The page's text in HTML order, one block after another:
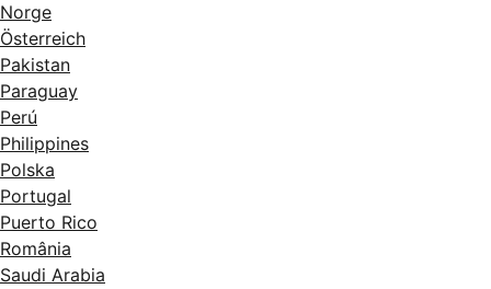
Norge
Österreich
Pakistan
Paraguay
Perú
Philippines
Polska
Portugal
Puerto Rico
România
Saudi Arabia